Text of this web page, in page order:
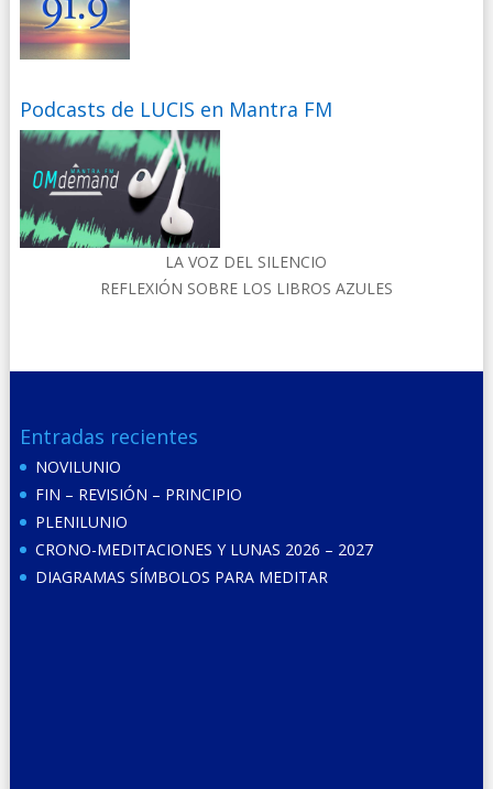
Podcasts de LUCIS en Mantra FM
LA VOZ DEL SILENCIO
REFLEXIÓN SOBRE LOS LIBROS AZULES
Entradas recientes
NOVILUNIO
FIN – REVISIÓN – PRINCIPIO
PLENILUNIO
CRONO-MEDITACIONES Y LUNAS 2026 – 2027
DIAGRAMAS SÍMBOLOS PARA MEDITAR